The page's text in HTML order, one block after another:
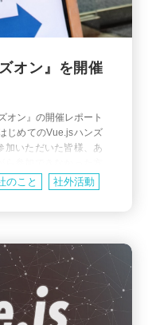
オン』を開催
オン』の開催レポート
じめてのVue.jsハンズ
加いただいた皆様、あ
思います！ 会場は弊
前まで中国向けの越境
のこと 社外活動